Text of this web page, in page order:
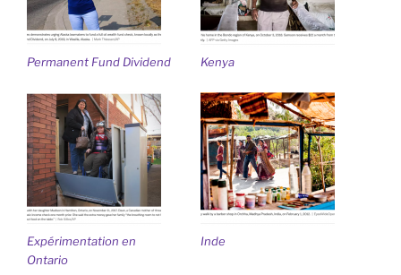
Permanent Fund Dividend Kenya
Expérimentation en
Ontario
Inde